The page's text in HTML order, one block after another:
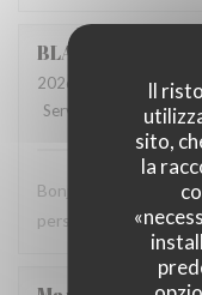
Il
sito,
la
BLANDINE
2026-05-18
- 12:15 -
Servizio
Bonjour Nous
personnel